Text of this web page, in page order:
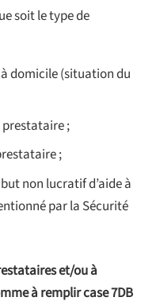
soit le type de
domicile (situation du
;
;
non lucratif d’aide à
par la Sécurité
et/ou à
à remplir case 7DB